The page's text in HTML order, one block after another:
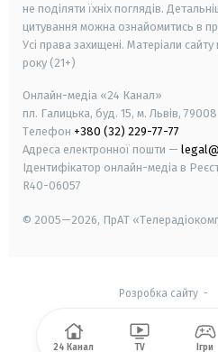
не поділяти їхніх поглядів.
цитування можна ознайомитись в
Усі права захищені. Матеріали сайту
року (21+)
Онлайн-медіа «24 Канал»
пл. Галицька, буд. 15, м. Львів, 79008
Телефон +380 (32) 229-77-77
Адреса електронної пошти —
Ідентифікатор онлайн-медіа в
R40-06057
© 2005—2026, ПрАТ
Розробка сайту-
24 Канал TV Ігри